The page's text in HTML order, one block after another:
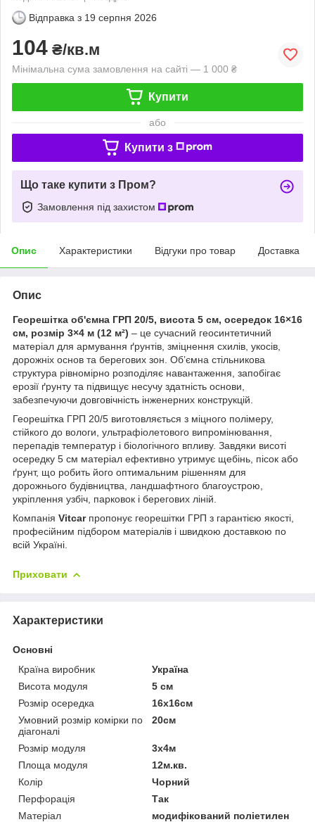
Відправка з 19 серпня 2026
104 ₴/кв.м
Мінімальна сума замовлення на сайті — 1 000 ₴
Купити
або
Купити з
Що таке купити з Пром?
Замовлення під захистом
Опис Характеристики Відгуки про товар Доставка
Опис
Георешітка об'ємна ГРП 20/5, висота 5 см, осередок 16×16
см, розмір 3×4 м (12 м²) – це сучасний геосинтетичний
матеріал для армування ґрунтів, зміцнення схилів, укосів,
дорожніх основ та берегових зон. Об’ємна стільникова
структура рівномірно розподіляє навантаження, запобігає
ерозії ґрунту та підвищує несучу здатність основи,
забезпечуючи довговічність інженерних конструкцій.
Георешітка ГРП 20/5 виготовляється з міцного полімеру,
стійкого до вологи, ультрафіолетового випромінювання,
перепадів температур і біологічного впливу. Завдяки висоті
осередку 5 см матеріал ефективно утримує щебінь, пісок або
ґрунт, що робить його оптимальним рішенням для
дорожнього будівництва, ландшафтного благоустрою,
укріплення узбіч, парковок і берегових ліній.
Компанія Vitcarпропонує георешітки ГРП з гарантією якості,
професійним підбором матеріалів і швидкою доставкою по
всій Україні.
Приховати
Характеристики
Основні
Країна виробник
Україна
Висота модуля
5 см
Розмір осередка
16х16см
Умовний розмір комірки по
діагоналі
20см
Розмір модуля
3х4м
Площа модуля
12м.кв.
Колір
Чорний
Перфорація
Так
Матеріал
модифікований поліетилен